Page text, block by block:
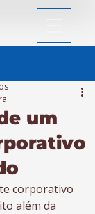
um
corporativo
além da